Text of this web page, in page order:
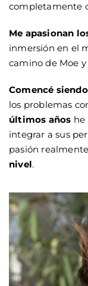
completamente
Me apasionan
inmersión en el
camino de Moe
Comencé
los problemas
últimos años he
integrar a sus
pasión
nivel.